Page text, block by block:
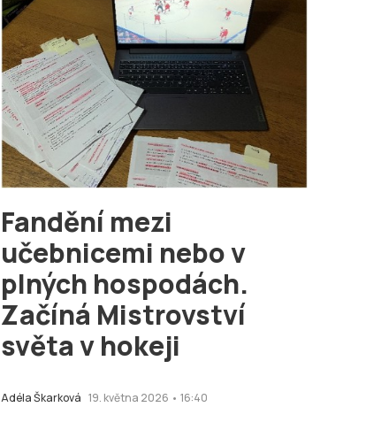
Fandění mezi
učebnicemi nebo v
plných hospodách.
Začíná Mistrovství
světa v hokeji
Adéla Škarková 19. května 2026 • 16:40